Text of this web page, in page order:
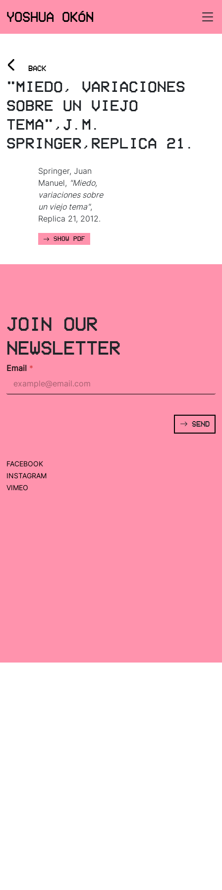
YOSHUA OKÓN
< BACK
"MIEDO, VARIACIONES
SOBRE UN VIEJO
TEMA",J.M.
SPRINGER,REPLICA 21.
Springer, Juan
Manuel, "Miedo,
variaciones sobre
un viejo tema",
Replica 21, 2012.
SHOW PDF
JOIN OUR
NEWSLETTER
Email *
SEND
FACEBOOK
INSTAGRAM
VIMEO